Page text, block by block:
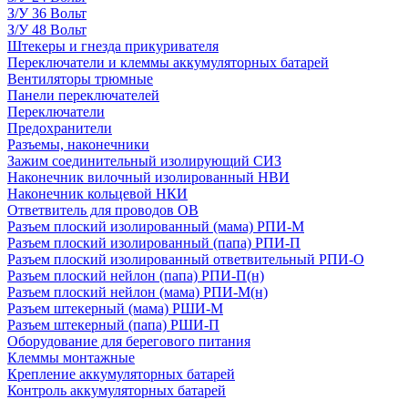
З/У 36 Вольт
З/У 48 Вольт
Штекеры и гнезда прикуривателя
Переключатели и клеммы аккумуляторных батарей
Вентиляторы трюмные
Панели переключателей
Переключатели
Предохранители
Разъемы, наконечники
Зажим соединительный изолирующий СИЗ
Наконечник вилочный изолированный НВИ
Наконечник кольцевой НКИ
Ответвитель для проводов ОВ
Разъем плоский изолированный (мама) РПИ-М
Разъем плоский изолированный (папа) РПИ-П
Разъем плоский изолированный ответвительный РПИ-О
Разъем плоский нейлон (папа) РПИ-П(н)
Разъем плоский нейлон (мама) РПИ-М(н)
Разъем штекерный (мама) РШИ-М
Разъем штекерный (папа) РШИ-П
Оборудование для берегового питания
Клеммы монтажные
Крепление аккумуляторных батарей
Контроль аккумуляторных батарей